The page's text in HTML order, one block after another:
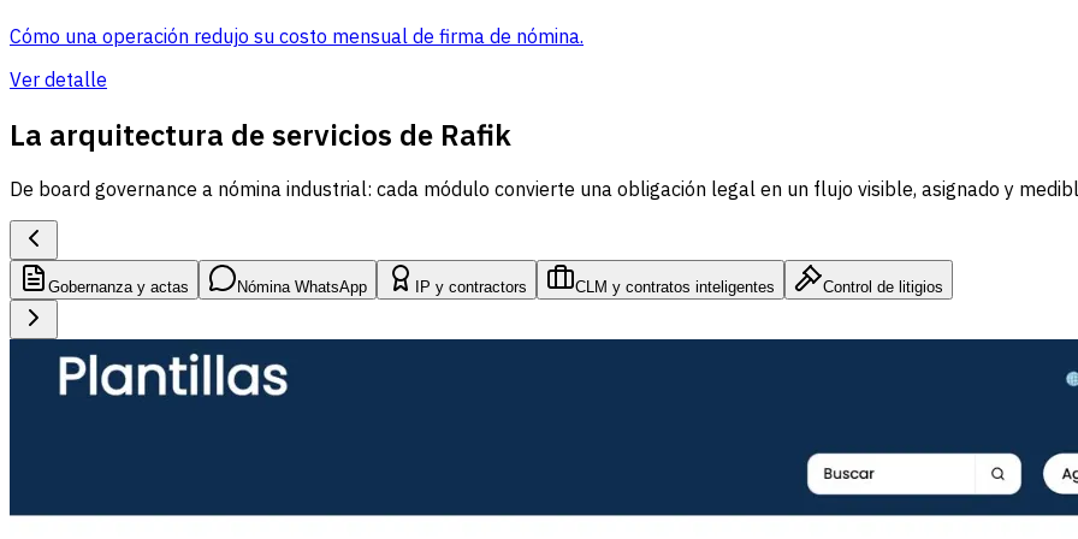
Cómo una operación redujo su costo mensual de firma de nómina.
Ver detalle
La arquitectura de servicios de Rafik
De board governance a nómina industrial: cada módulo convierte una obligación legal en un flujo visible, asignado y
Gobernanza y actas Nómina WhatsApp IP y contractors CLM y contratos inteligentes Control de litigios